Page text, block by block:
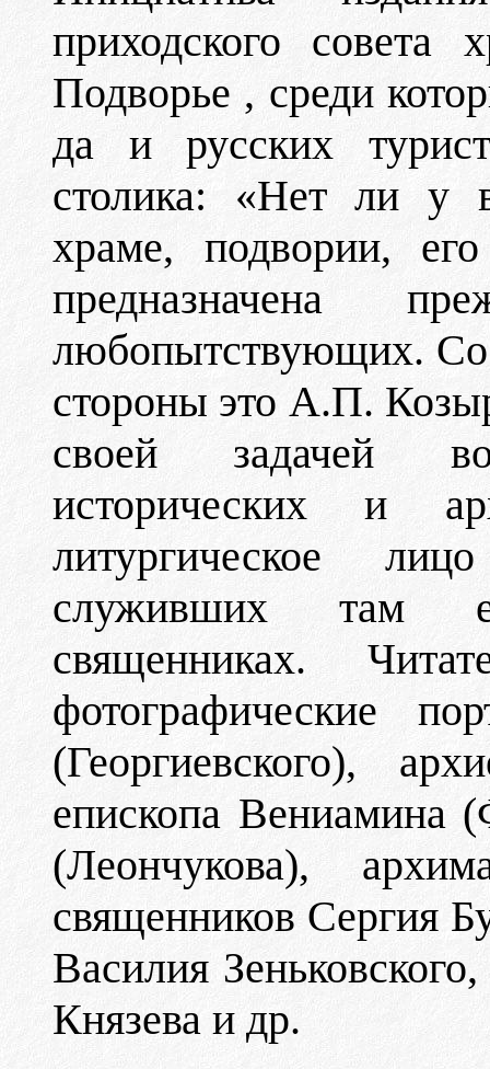
приходского
Подворье , среди
да и русских
столика: «Нет ли у
храме, подвории,
предназначена
любопытствующих.
стороны это А.П.
своей задачей
исторических и
литургическое
служивших там
священниках.
фотографические
(Георгиевского),
епископа Вениамина
(Леончукова),
священников Сергия
Василия
Князева и др.